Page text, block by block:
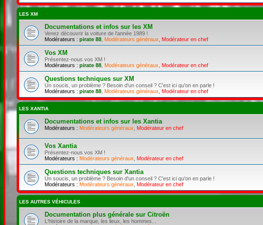
LES XM
Documentations et infos sur les XM
Venez découvrir la voiture de l'année 1989 !
Modérateurs : pirate 88, Modérateurs généraux Modérateur en chef
Vos XM
Présentez-nous vos XM !
Modérateurs : pirate 88, Modérateurs généraux Modérateur en chef
Questions techniques sur XM
Un soucis, un problème ? Besoin d'un conseil ? C'est ici qu'on en parle !
Modérateurs : pirate 88, Modérateurs généraux Modérateur en chef
LES XANTIA
Documentations et infos sur les Xantia
Modérateurs : Modérateurs généraux Modérateur en chef
Vos Xantia
Présentez-nous vos XM !
Modérateurs : Modérateurs généraux Modérateur en chef
Questions techniques sur Xantia
Un soucis, un problème ? Besoin d'un conseil ? C'est ici qu'on en parle !
Modérateurs : Modérateurs généraux Modérateur en chef
LES AUTRES VÉHICULES
Documentation plus générale sur Citroën
L'histoire de la marque, les lieux, les hommes...